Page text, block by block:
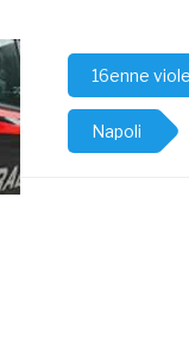
16enne
Napoli